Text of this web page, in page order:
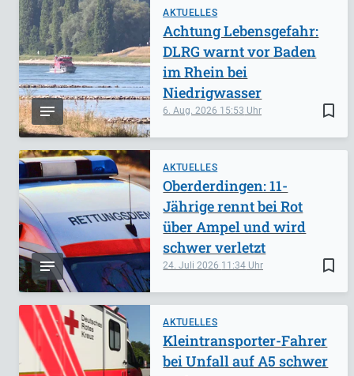
AKTUELLES
bookmark_border
6. Aug. 2026 15:53
Achtung Lebensgefahr:
DLRG warnt vor Baden
im Rhein bei
Niedrigwasser
AKTUELLES
bookmark_border
24. Juli 2026 11:34
Oberderdingen: 11-
Jährige rennt bei Rot
über Ampel und wird
schwer verletzt
AKTUELLES
Kleintransporter-Fahrer
bei Unfall auf A5 schwer